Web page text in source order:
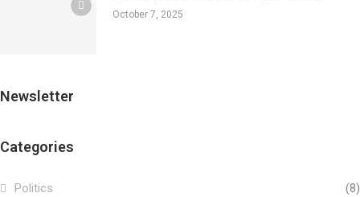
October 7, 2025
Newsletter
Categories
Politics (8)